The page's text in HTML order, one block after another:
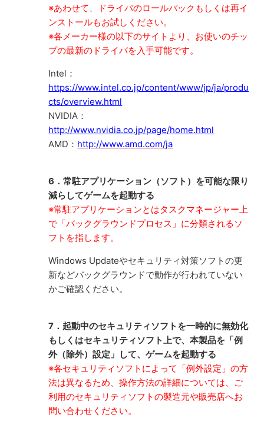
※あわせて、ドライバのロールバックもしくは再イ
ンストールもお試しください。
※各メーカー様の以下のサイトより、お使いのチッ
プの最新のドライバを入手可能です。
Intel：
https://www.intel.co.jp/content/www/jp/ja/produ
cts/overview.html
NVIDIA：
http://www.nvidia.co.jp/page/home.html
AMD： http://www.amd.com/ja
6．常駐アプリケーション（ソフト）を可能な限り
減らしてゲームを起動する
※常駐アプリケーションとはタスクマネージャー上
で「バックグラウンドプロセス」に分類されるソ
フトを指します。
Windows Updateやセキュリティ対策ソフトの更
新などバックグラウンドで動作が行われていない
かご確認ください。
7．起動中のセキュリティソフトを一時的に無効化
もしくはセキュリティソフト上で、本製品を「例
外（除外）設定」して、ゲームを起動する
※各セキュリティソフトによって「例外設定」の方
法は異なるため、操作方法の詳細については、ご
利用のセキュリティソフトの製造元や販売店へお
問い合わせください。